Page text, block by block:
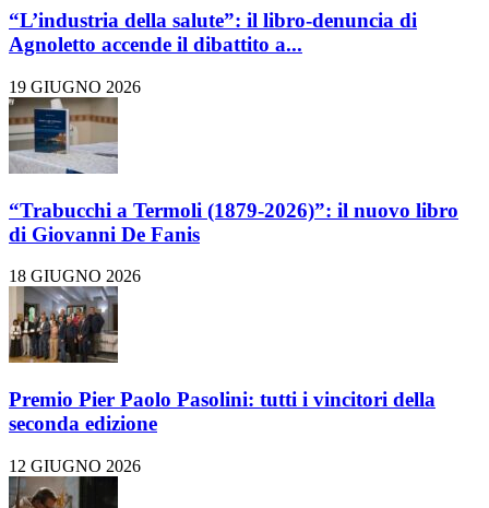
“L’industria della salute”: il libro-denuncia di
Agnoletto accende il dibattito a...
19 GIUGNO 2026
“Trabucchi a Termoli (1879-2026)”: il nuovo libro
di Giovanni De Fanis
18 GIUGNO 2026
Premio Pier Paolo Pasolini: tutti i vincitori della
seconda edizione
12 GIUGNO 2026